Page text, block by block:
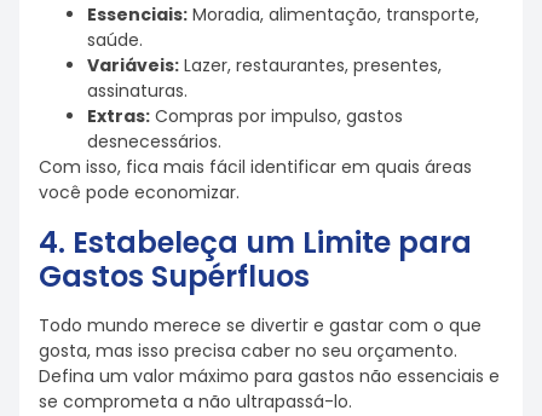
Essenciais: Moradia, alimentação, transporte,
saúde.
Variáveis: Lazer, restaurantes, presentes,
assinaturas.
Extras: Compras por impulso, gastos
desnecessários.
Com isso, fica mais fácil identificar em quais áreas
você pode economizar.
4. Estabeleça um Limite para
Gastos Supérfluos
Todo mundo merece se divertir e gastar com o que
gosta, mas isso precisa caber no seu orçamento.
Defina um valor máximo para gastos não essenciais e
se comprometa a não ultrapassá-lo.